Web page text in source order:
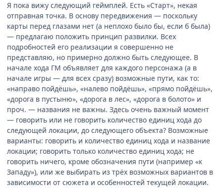
Я пока вижу следующий геймплей. Есть «Старт», некая
отправная точка. В основу передвижения — поскольку
карты перед глазами нет (а неплохо было бы, если б была)
— предлагаю положить принцип развилки. Всех
подробностей его реализации я совершенно не
представляю, но примерно должно быть следующее. В
начале хода ГМ объявляет для каждого персонажа (а в
начале игры — для всех сразу) возможные пути, как то:
«направо пойдёшь», «налево пойдёшь», «прямо пойдёшь»,
«дорога в пустыню», «дорога в лес», «дорога в болото» и
проч. — названия не важны. Здесь очень важный момент
— говорить или не говорить количество единиц хода до
следующей локации, до следующего объекта? Возможные
варианты: говорить и количество единиц хода и название
локации; говорить только количество единиц хода; не
говорить ничего, кроме обозначения пути (например «к
Западу»), или же выбирать из трёх возможных вариантов в
зависимости от сюжета и особенностей текущей локации.